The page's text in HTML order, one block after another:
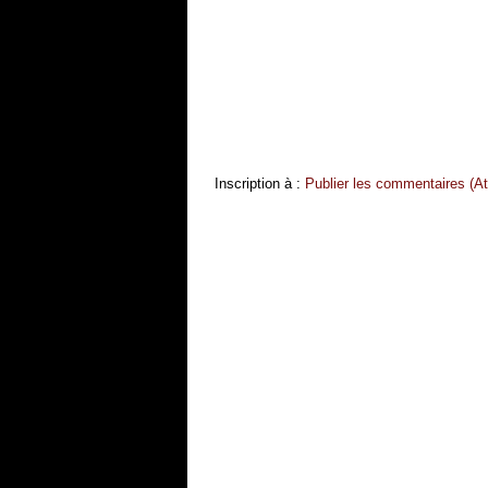
Inscription à : Publier les commentaires